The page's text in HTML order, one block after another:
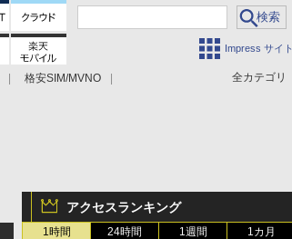
Impress サイト
全カテゴリ
格安SIM/MVNO
アクセスランキング
1時間 24時間 1週間 1カ月